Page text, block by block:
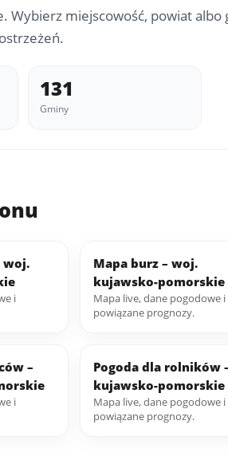
miejscowość, powiat albo
131
Gminy
woj.
i
Mapa burz – woj.
kujawsko-pomorskie
Mapa live, dane pogodowe i
powiązane prognozy.
–
i
Pogoda dla rolników
kujawsko-pomorskie
Mapa live, dane pogodowe i
powiązane prognozy.